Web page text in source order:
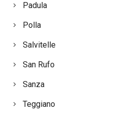
Padula
Polla
Salvitelle
San Rufo
Sanza
Teggiano